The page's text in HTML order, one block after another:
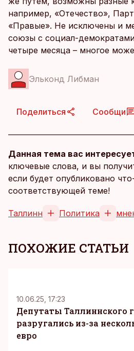
например, «Отечество»,
«Правые». Не исключены и
союзы с социал-
четыре месяца – многое
Эльконд Либман
Поделиться Сообщи
Данная тема вас
ключевые слова, и вы
если будет опубликовано
соответствующей теме!
Таллинн Политика
ПОХОЖИЕ СТАТЬИ
10.06.25, 17:23
Депутаты Таллиннского
разругались из-за
евро